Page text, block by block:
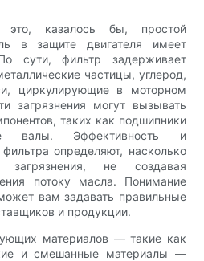
казалось бы, простой
в защите двигателя имеет
сути, фильтр задерживает
частицы, углерод,
циркулирующие в моторном
загрязнения могут вызывать
таких как подшипники
валы. Эффективность и
определяют, насколько
не создавая
потоку масла. Понимание
вам задавать правильные
и продукции.
материалов — такие как
и смешанные материалы —